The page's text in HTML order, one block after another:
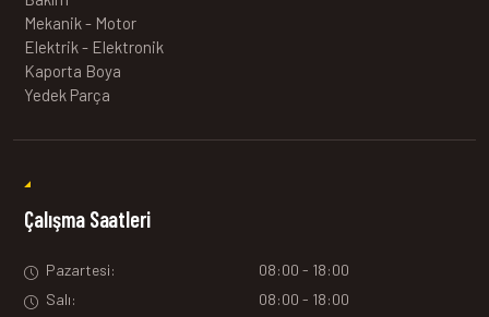
Mekanik - Motor
Elektrik - Elektronik
Kaporta Boya
Yedek Parça
Çalışma Saatleri
Pazartesi:
08:00 - 18:00
Salı:
08:00 - 18:00